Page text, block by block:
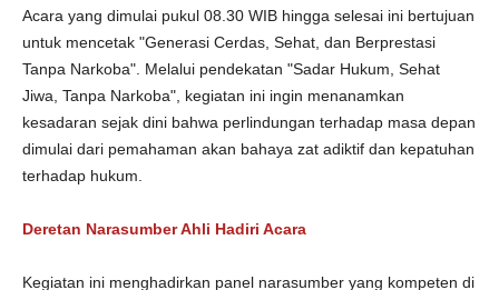
Acara yang dimulai pukul 08.30 WIB hingga selesai ini bertujuan
untuk mencetak "Generasi Cerdas, Sehat, dan Berprestasi
Tanpa Narkoba". Melalui pendekatan "Sadar Hukum, Sehat
Jiwa, Tanpa Narkoba", kegiatan ini ingin menanamkan
kesadaran sejak dini bahwa perlindungan terhadap masa depan
dimulai dari pemahaman akan bahaya zat adiktif dan kepatuhan
terhadap hukum.
Deretan Narasumber Ahli Hadiri Acara
Kegiatan ini menghadirkan panel narasumber yang kompeten di